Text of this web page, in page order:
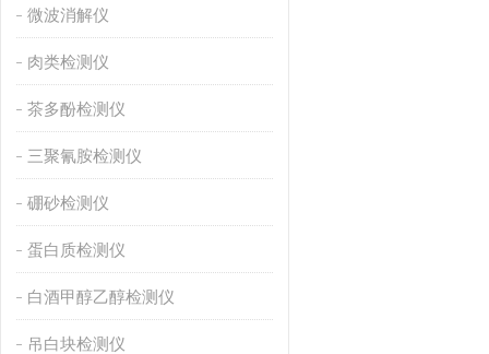
微波消解仪
肉类检测仪
茶多酚检测仪
三聚氰胺检测仪
硼砂检测仪
蛋白质检测仪
白酒甲醇乙醇检测仪
吊白块检测仪